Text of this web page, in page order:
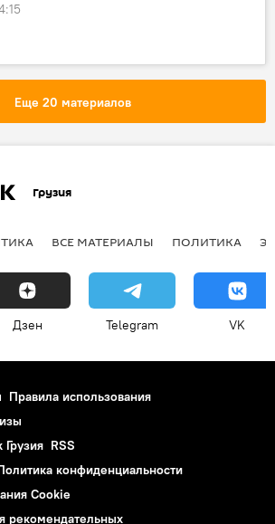
Еще 20 материалов
Грузия
ВСЕ МАТЕРИАЛЫ ПОЛИТИКА
Дзен Telegram VK
Правила использования
RSS
конфиденциальности
Cookie
рекомендательных